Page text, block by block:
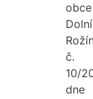
obce
Dolní
č.
10/
dne